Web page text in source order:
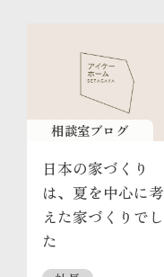
相談室ブログ
日本の家づくり
は、夏を中心に考
えた家づくりでし
た